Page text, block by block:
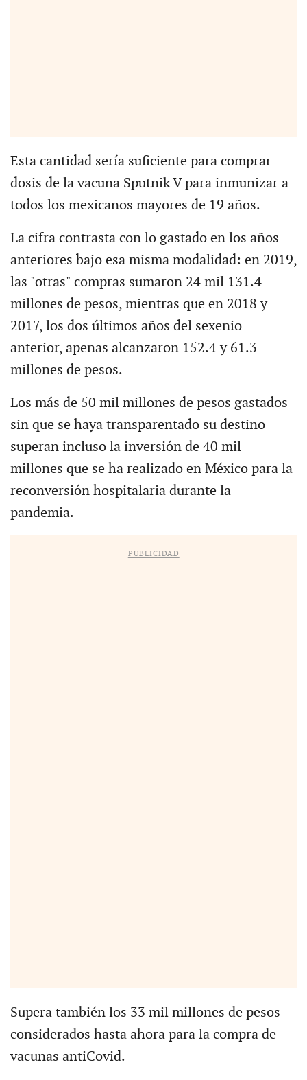
Esta cantidad sería suficiente para comprar
dosis de la vacuna Sputnik V para inmunizar a
todos los mexicanos mayores de 19 años.
La cifra contrasta con lo gastado en los años
anteriores bajo esa misma modalidad: en 2019,
las "otras" compras sumaron 24 mil 131.4
millones de pesos, mientras que en 2018 y
2017, los dos últimos años del sexenio
anterior, apenas alcanzaron 152.4 y 61.3
millones de pesos.
Los más de 50 mil millones de pesos gastados
sin que se haya transparentado su destino
superan incluso la inversión de 40 mil
millones que se ha realizado en México para la
reconversión hospitalaria durante la
pandemia.
PUBLICIDAD
Supera también los 33 mil millones de pesos
considerados hasta ahora para la compra de
vacunas antiCovid.